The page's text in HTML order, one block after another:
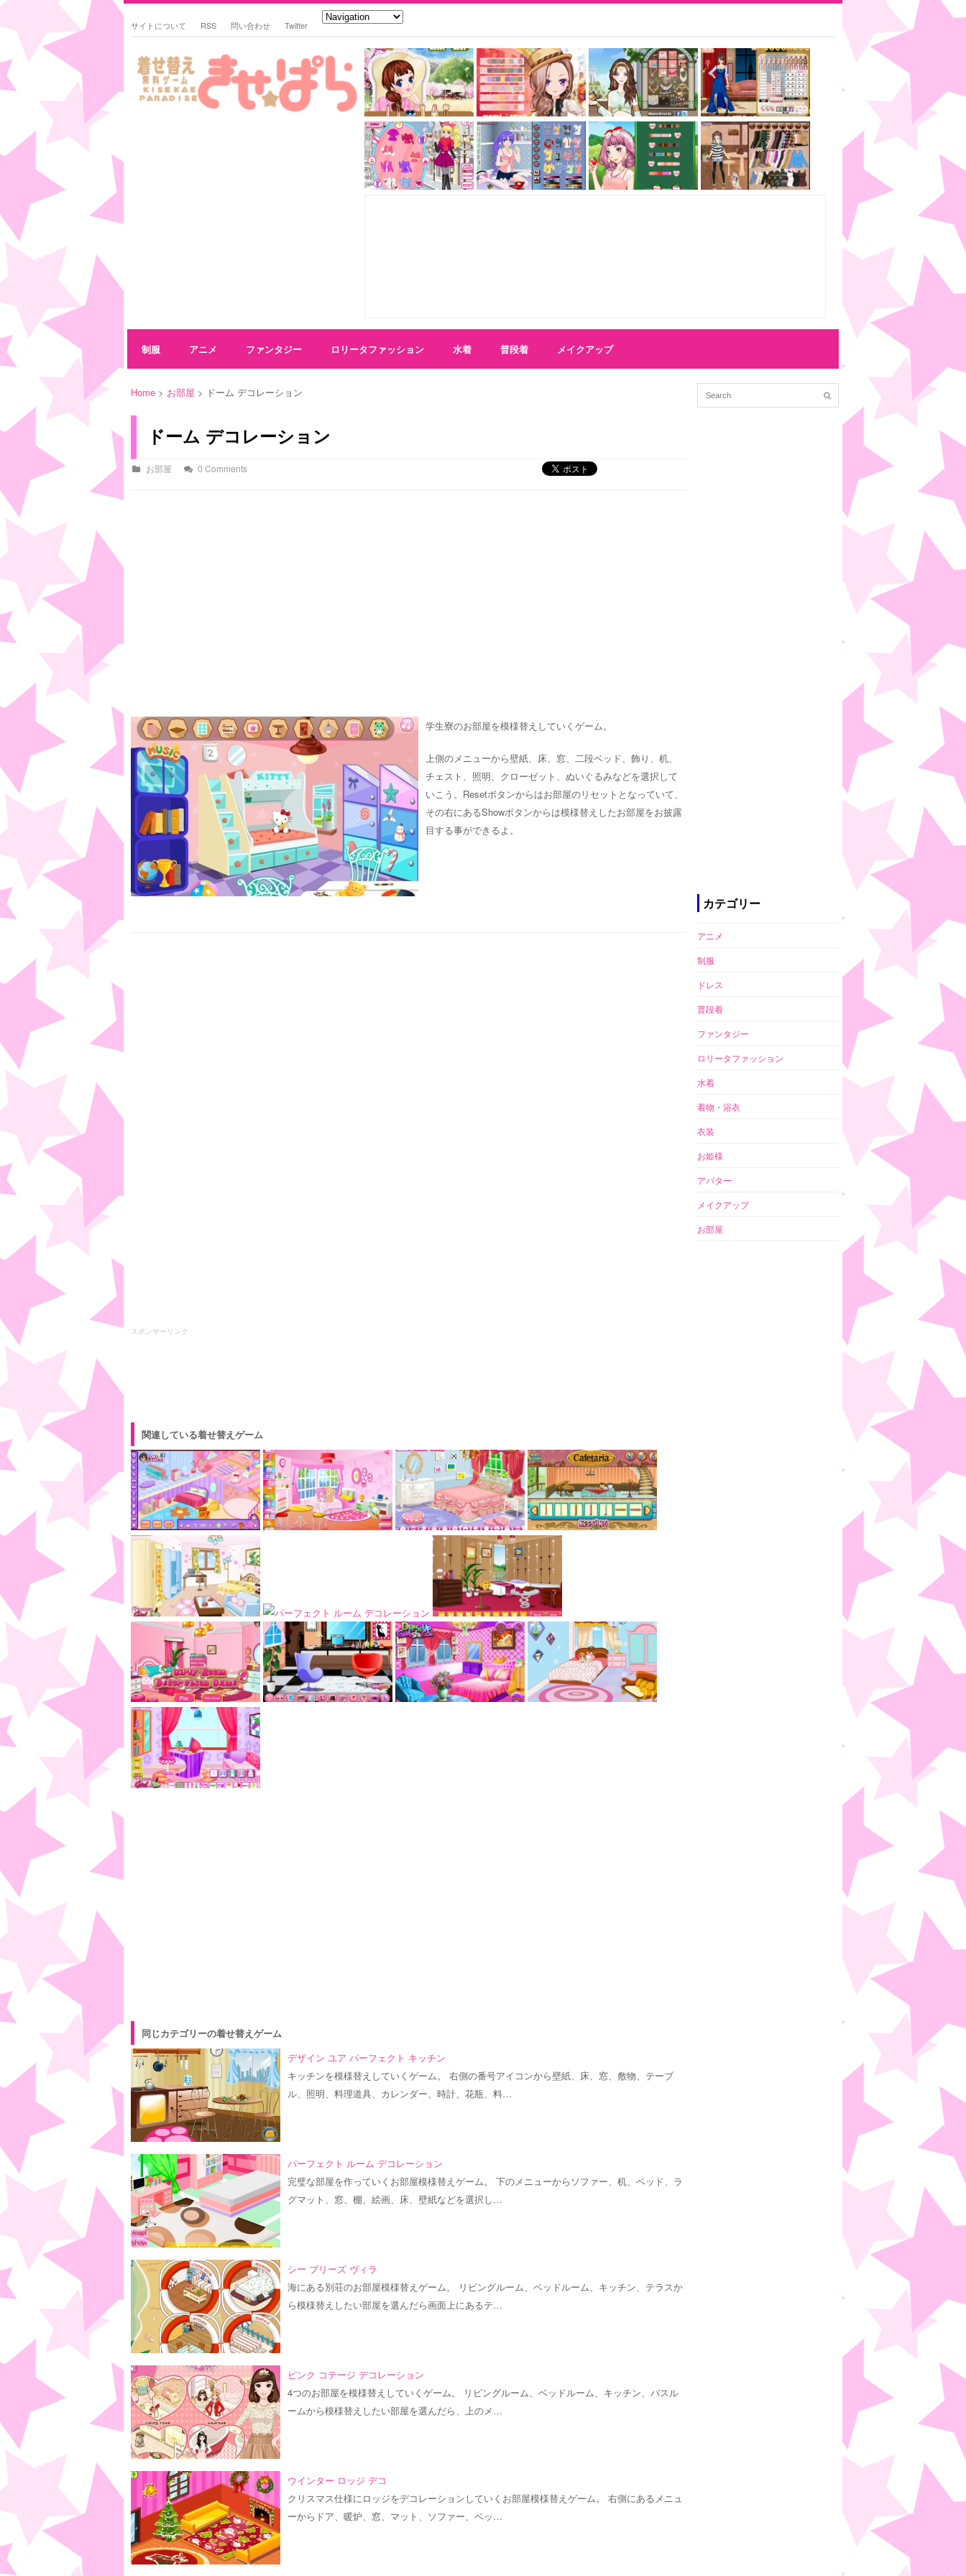
サイトについて RSS 問い合わせ Twitter
制服 アニメ ファンタジー ロリータファッション 水着 普段着 メイクアップ
Home > お部屋 > ドーム デコレーション
ドーム デコレーション
お部屋 0 Comments
学生寮のお部屋を模様替えしていくゲーム。
上側のメニューから壁紙、床、窓、二段ベッド、飾り、机、
チェスト、照明、クローゼット、ぬいぐるみなどを選択して
いこう。Resetボタンからはお部屋のリセットとなっていて、
その右にあるShowボタンからは模様替えしたお部屋をお披露
目する事ができるよ。
スポンサーリンク
関連している着せ替えゲーム
同じカテゴリーの着せ替えゲーム
デザイン ユア パーフェクト キッチン
キッチンを模様替えしていくゲーム。 右側の番号アイコンから壁紙、床、窓、敷物、テーブ
ル、照明、料理道具、カレンダー、時計、花瓶、料…
パーフェクト ルーム デコレーション
完璧な部屋を作っていくお部屋模様替えゲーム。 下のメニューからソファー、机、ベッド、ラ
グマット、窓、棚、絵画、床、壁紙などを選択し…
シー ブリーズ ヴィラ
海にある別荘のお部屋模様替えゲーム。 リビングルーム、ベッドルーム、キッチン、テラスか
ら模様替えしたい部屋を選んだら画面上にあるテ…
ピンク コテージ デコレーション
4つのお部屋を模様替えしていくゲーム。 リビングルーム、ベッドルーム、キッチン、バスル
ームから模様替えしたい部屋を選んだら、上のメ…
ウインター ロッジ デコ
クリスマス仕様にロッジをデコレーションしていくお部屋模様替えゲーム。 右側にあるメニュ
ーからドア、暖炉、窓、マット、ソファー、ベッ…
カテゴリー
アニメ
制服
ドレス
普段着
ファンタジー
ロリータファッション
水着
着物・浴衣
衣装
お姫様
アバター
メイクアップ
お部屋